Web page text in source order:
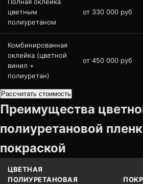
цветным
полиуретаном
от 330 000 руб
Комбинированная
оклейка (цветной
винил +
полиуретан)
от 450 000 руб
Рассчитать стоимость
Преимущества
полиуретановой
покраской
ЦВЕТНАЯ
ПОЛИУРЕТАНОВАЯ